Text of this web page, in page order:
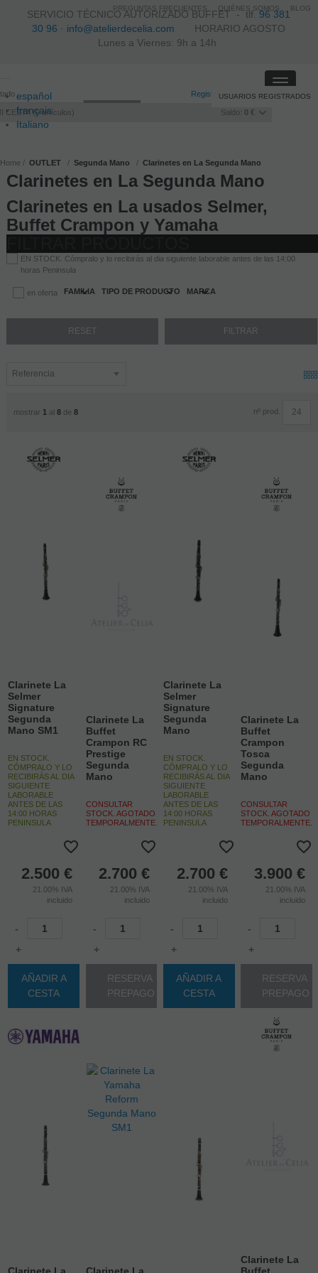
SERVICIO TÉCNICO AUTORIZADO BUFFET -tlf.96 381
30 96 · info@atelierdecelia.com HORARIO AGOSTO
Lunes a Viernes: 9h a 14h
español
français
Italiano
Registro /Iniciar sesión
CESTA 0artículos Saldo: 0 €
USUARIOS REGISTRADOS
Toggle
Home OUTLET Segunda Mano Clarinetes en La Segunda Mano
Clarinetes en La Segunda Mano
Clarinetes en La usados Selmer,
Buffet Crampon y Yamaha
EN STOCK. Cómpralo y lo recibirás al dia siguiente laborable antes de las 14:00
horas Peninsula
en oferta FAMILIA TIPO DE PRODUCTO MARCA
mostrar 1 al 8de 8 nº prod.
Clarinete La
Selmer
Signature
Segunda
Mano SM1
EN STOCK.
CÓMPRALO Y LO
RECIBIRÁS AL DIA
SIGUIENTE
LABORABLE
ANTES DE LAS
14:00 HORAS
PENINSULA
2.500 €
21.00% IVA
incluido
-
+
AÑADIR A
CESTA
Clarinete La
Buffet
Crampon RC
Prestige
Segunda
Mano
CONSULTAR
STOCK. AGOTADO
TEMPORALMENTE.
2.700 €
21.00% IVA
incluido
-
+
RESERVA
PREPAGO
Clarinete La
Selmer
Signature
Segunda
Mano
EN STOCK.
CÓMPRALO Y LO
RECIBIRÁS AL DIA
SIGUIENTE
LABORABLE
ANTES DE LAS
14:00 HORAS
PENINSULA
2.700 €
21.00% IVA
incluido
-
+
AÑADIR A
CESTA
Clarinete La
Buffet
Crampon
Tosca
Segunda
Mano
CONSULTAR
STOCK. AGOTADO
TEMPORALMENTE.
3.900 €
21.00% IVA
incluido
-
+
RESERVA
PREPAGO
Clarinete La
PREGUNTAS FRECUENTES QUIÉNES SOMOS BLOG